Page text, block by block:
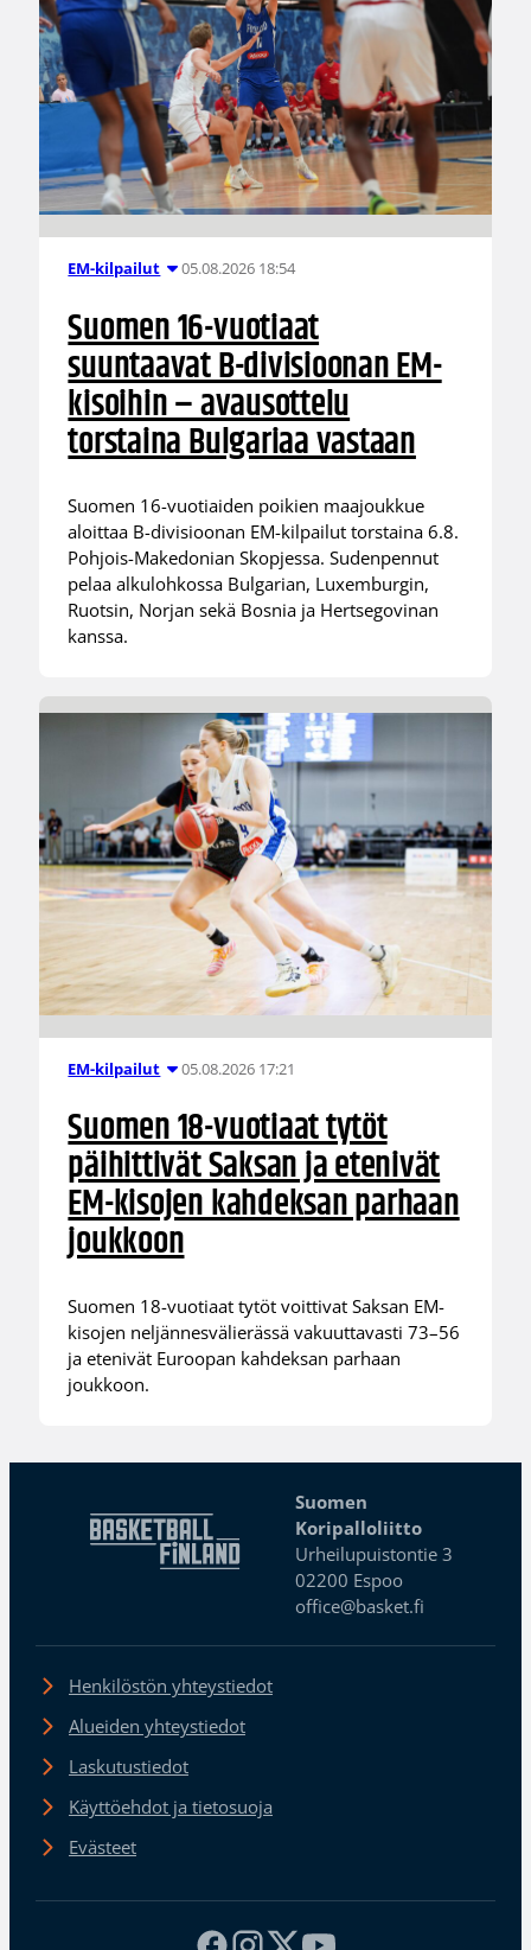
EM-kilpailut 05.08.2026 18:54
Suomen 16-vuotiaat
suuntaavat B-divisioonan EM-
kisoihin – avausottelu
torstaina Bulgariaa vastaan
Suomen 16-vuotiaiden poikien maajoukkue
aloittaa B-divisioonan EM-kilpailut torstaina 6.8.
Pohjois-Makedonian Skopjessa. Sudenpennut
pelaa alkulohkossa Bulgarian, Luxemburgin,
Ruotsin, Norjan sekä Bosnia ja Hertsegovinan
kanssa.
EM-kilpailut 05.08.2026 17:21
Suomen 18-vuotiaat tytöt
päihittivät Saksan ja etenivät
EM-kisojen kahdeksan parhaan
joukkoon
Suomen 18-vuotiaat tytöt voittivat Saksan EM-
kisojen neljännesvälierässä vakuuttavasti 73–56
ja etenivät Euroopan kahdeksan parhaan
joukkoon.
Suomen
Koripalloliitto
Urheilupuistontie 3
02200 Espoo
office@basket.fi
Henkilöstön yhteystiedot
Alueiden yhteystiedot
Laskutustiedot
Käyttöehdot ja tietosuoja
Evästeet